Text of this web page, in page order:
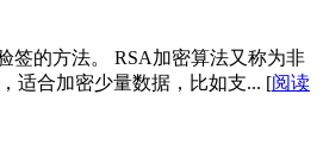
签的方法。 RSA加密算法又称为非
适合加密少量数据，比如支... [阅读